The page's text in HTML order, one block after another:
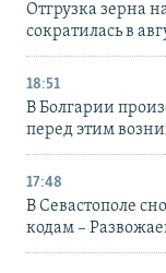
Отгрузка зерна
сократилась в
18:51
В Болгарии
перед этим
17:48
В Севастополе
кодам –